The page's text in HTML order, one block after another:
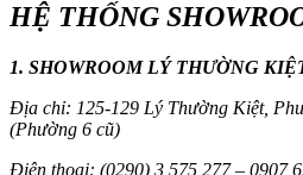
HỆ THỐNG
1. SHOWROOM LÝ THƯỜNG
Địa chỉ: 125-129 Lý Thường Kiệt,
(Phường 6 cũ)
Điện thoại: (0290) 3 575 277 – 0907